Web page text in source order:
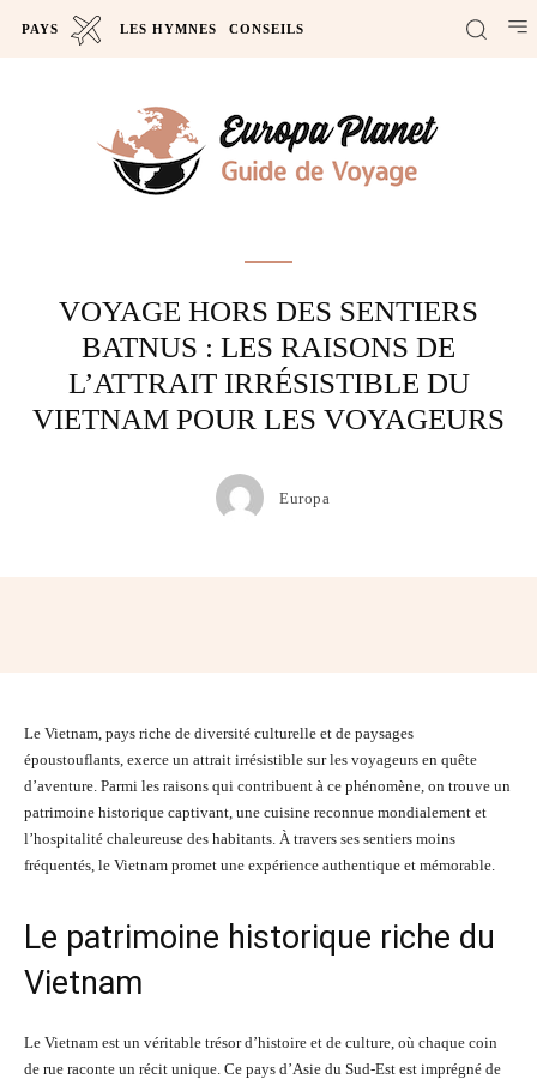
PAYS LES HYMNES CONSEILS
VOYAGE HORS DES SENTIERS
BATNUS : LES RAISONS DE
L’ATTRAIT IRRÉSISTIBLE DU
VIETNAM POUR LES VOYAGEURS
Europa
Le Vietnam, pays riche de diversité culturelle et de paysages
époustouflants, exerce un attrait irrésistible sur les voyageurs en quête
d’aventure. Parmi les raisons qui contribuent à ce phénomène, on trouve un
patrimoine historique captivant, une cuisine reconnue mondialement et
l’hospitalité chaleureuse des habitants. À travers ses sentiers moins
fréquentés, le Vietnam promet une expérience authentique et mémorable.
Le patrimoine historique riche du
Vietnam
Le Vietnam est un véritable trésor d’histoire et de culture, où chaque coin
de rue raconte un récit unique. Ce pays d’Asie du Sud-Est est imprégné de